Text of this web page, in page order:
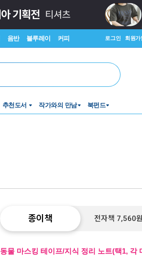
음반 블루레이 커피 로그인 회원가
추천도서 작가와의 만남 북펀드
종이책 전자책 7,560원
동물 마스킹 테이프/지식 정리 노트(택1, 각